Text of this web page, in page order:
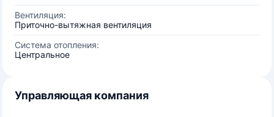
Вентиляция:
Приточно-вытяжная вентиляция
Система отопления:
Центральное
Управляющая компания